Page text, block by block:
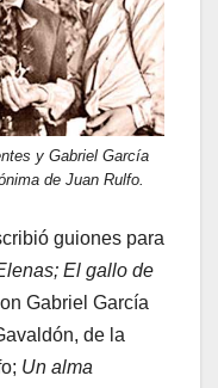
y Gabriel García
de Juan Rulfo.
guiones para
El gallo de
Gabriel García
de la
Un alma